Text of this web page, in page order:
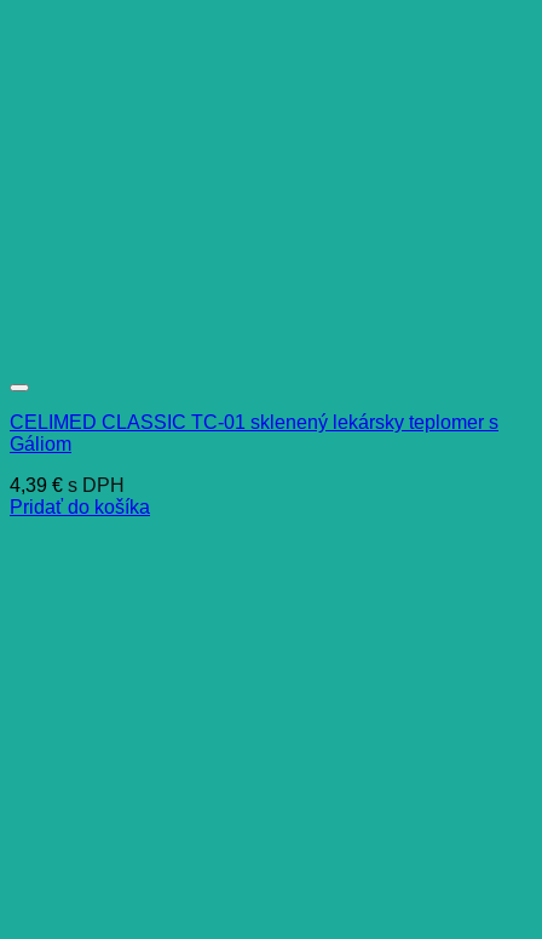
CELIMED CLASSIC TC-01 sklenený lekársky teplomer s
Gáliom
4,39 € s DPH
Pridať do košíka